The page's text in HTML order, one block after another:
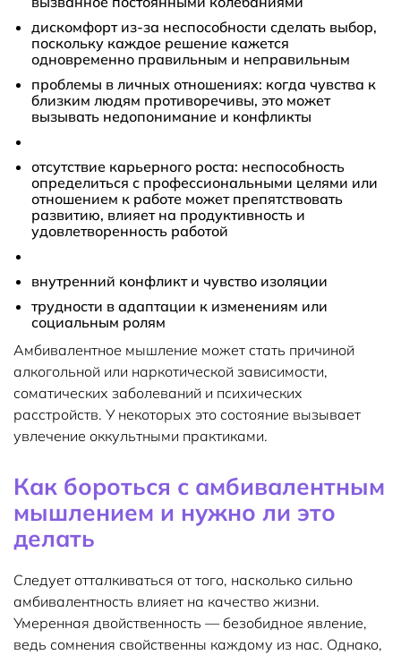
дискомфорт из-за неспособности сделать выбор,
поскольку каждое решение кажется
одновременно правильным и неправильным
проблемы в личных отношениях: когда чувства к
близким людям противоречивы, это может
вызывать недопонимание и конфликты
отсутствие карьерного роста: неспособность
определиться с профессиональными целями или
отношением к работе может препятствовать
развитию, влияет на продуктивность и
удовлетворенность работой
внутренний конфликт и чувство изоляции
трудности в адаптации к изменениям или
социальным ролям
Амбивалентное мышление может стать причиной
алкогольной или наркотической зависимости,
соматических заболеваний и психических
расстройств. У некоторых это состояние вызывает
увлечение оккультными практиками.
Как бороться с амбивалентным
мышлением и нужно ли это
делать
Следует отталкиваться от того, насколько сильно
амбивалентность влияет на качество жизни.
Умеренная двойственность — безобидное явление,
ведь сомнения свойственны каждому из нас. Однако,